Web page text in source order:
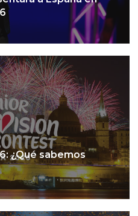
¿Qué sabemos